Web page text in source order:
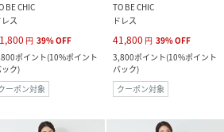
BE CHIC
レス
円 39%OFF
ポイント(10%ポイント
ク)
ーポン対象
TO BE CHIC
ドレス
41,800 円 39%OFF
3,800ポイント(10%ポイント
バック)
クーポン対象